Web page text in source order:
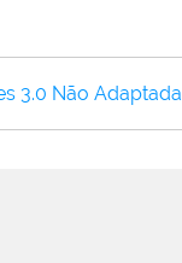
3.0 Não Adaptada